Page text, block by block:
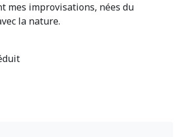
mes improvisations, nées du
la nature.